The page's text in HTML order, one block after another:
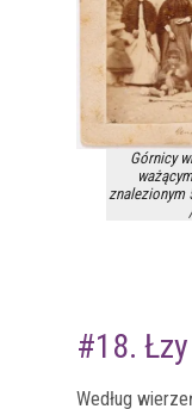
Górnicy
znalezionym
#18.
Według